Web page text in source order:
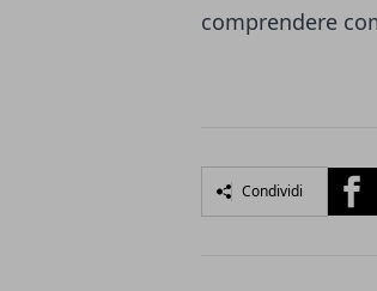
comprendere
Condividi